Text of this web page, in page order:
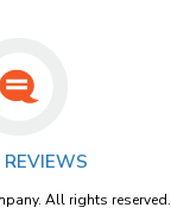
REVIEWS
All rights reserved.